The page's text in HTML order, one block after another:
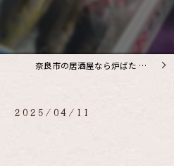
奈良市の居酒屋なら炉ばた 魚源
2025/04/11